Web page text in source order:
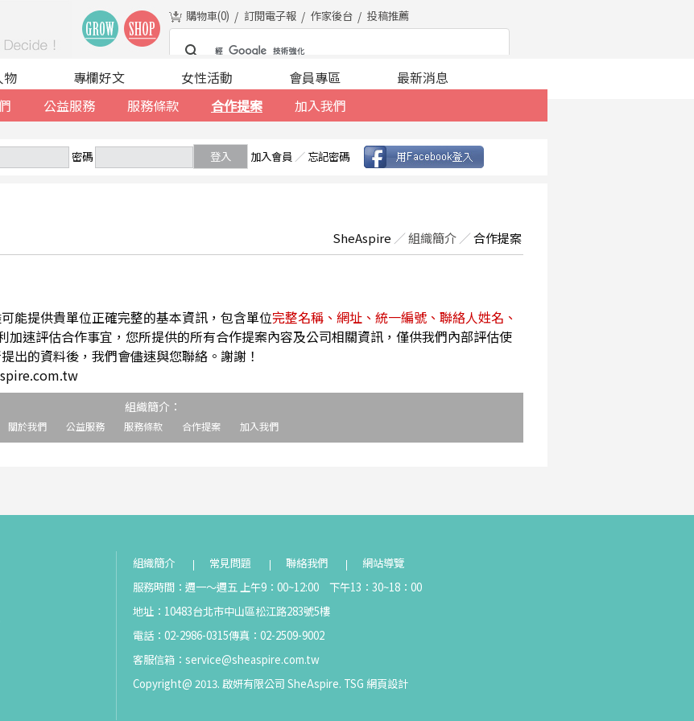
購物車(0) 訂閱電子報 作家後台 投稿推薦
公益服務 服務條款 合作提案 加入我們
物 專欄好文 女性活動 會員專區 最新消息
密碼 登入 加入會員 ／ 忘記密碼
SheAspire ／組織簡介 ／合作提案
能提供貴單位正確完整的基本資訊，包含單位完整名稱、網址、統一編號、聯絡人姓名、
加速評估合作事宜，您所提供的所有合作提案內容及公司相關資訊，僅供我們內部評估使
出的資料後，我們會儘速與您聯絡。謝謝！
組織簡介：
關於我們 公益服務 服務條款 合作提案 加入我們
組織簡介 常見問題 聯絡我們
網站導覽
服務時間：週一～週五 上午9：00~12:00 下午13：30~18：00
地址：10483台北市中山區松江路283號5樓
電話：02-2986-0315傳真：02-2509-9002
客服信箱： service@sheaspire.com.tw
Copyright@ 2013. 啟妍有限公司 SheAspire. TSG 網頁設計